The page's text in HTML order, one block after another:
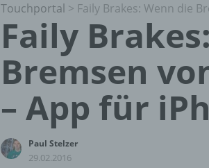
Touchportal > Faily Brakes: Wenn die
Faily
Bremsen
– App für
Paul Stelzer
29.02.2016